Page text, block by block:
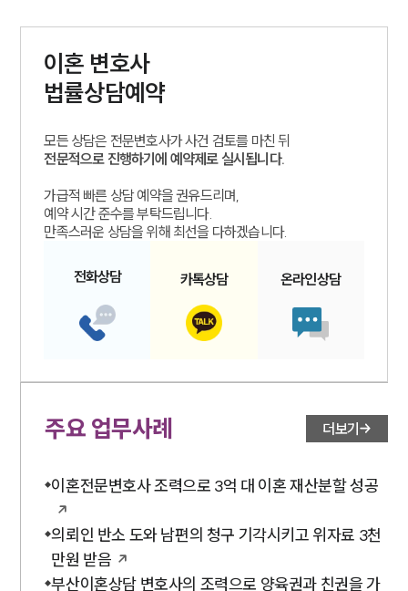
그룹소개
대륜의 강점
글로벌 파트너 로펌
고객의 소리
통합검색
업무사례
주요 업무사례
법률정보
업무분야
전체
이혼 변호사
법률상담예약
모든 상담은 전문변호사가 사건 검토를 마친 뒤
전문적으로 진행하기에 예약제로 실시됩니다.
가급적 빠른 상담 예약을 권유드리며,
예약 시간 준수를 부탁드립니다.
만족스러운 상담을 위해 최선을 다하겠습니다.
전화상담 카톡상담 온라인상담
주요 업무사례 더보기
이혼전문변호사 조력으로 3억 대 이혼 재산분할 성공
의뢰인 반소 도와 남편의 청구 기각시키고 위자료 3천
만원 받음
부산이혼상담 변호사의 조력으로 양육권과 친권을 가